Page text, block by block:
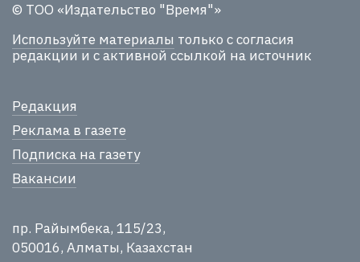
© ТОО «Издательство "Время"»
Используйте материалы только с согласия
редакции и с активной ссылкой на источник
Редакция
Реклама в газете
Подписка на газету
Вакансии
пр. Райымбека, 115/23,
050016, Алматы, Казахстан